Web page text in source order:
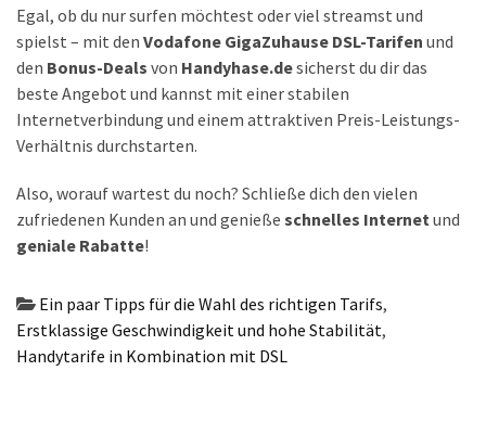
Egal, ob du nur surfen möchtest oder viel streamst und
spielst – mit den Vodafone GigaZuhause DSL-Tarifen und
den Bonus-Deals von Handyhase.desicherst du dir das
beste Angebot und kannst mit einer stabilen
Internetverbindung und einem attraktiven Preis-Leistungs-
Verhältnis durchstarten.
Also, worauf wartest du noch? Schließe dich den vielen
zufriedenen Kunden an und genieße schnelles Internetund
geniale Rabatte!
Ein paar Tipps für die Wahl des richtigen Tarifs,
Erstklassige Geschwindigkeit und hohe Stabilität,
Handytarife in Kombination mit DSL